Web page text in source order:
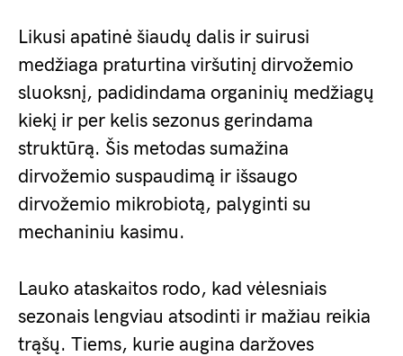
Likusi apatinė šiaudų dalis ir suirusi
medžiaga praturtina viršutinį dirvožemio
sluoksnį, padidindama organinių medžiagų
kiekį ir per kelis sezonus gerindama
struktūrą. Šis metodas sumažina
dirvožemio suspaudimą ir išsaugo
dirvožemio mikrobiotą, palyginti su
mechaniniu kasimu.
Lauko ataskaitos rodo, kad vėlesniais
sezonais lengviau atsodinti ir mažiau reikia
trąšų. Tiems, kurie augina daržoves